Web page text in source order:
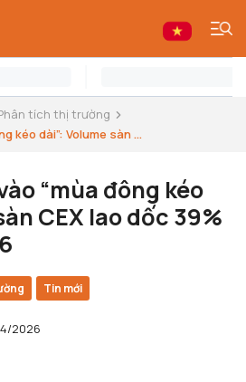
tích thị trường
kéo dài”: Volume sàn ...
“mùa đông kéo
CEX lao dốc 39%
Tin mới
2026